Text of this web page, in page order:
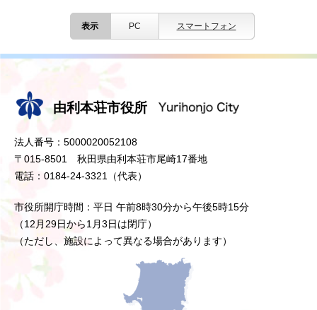
表示 PC スマートフォン
由利本荘市役所
法人番号：5000020052108
〒015-8501 秋田県由利本荘市尾崎17番地
電話：0184-24-3321（代表）
市役所開庁時間：平日 午前8時30分から午後5時15分
（12月29日から1月3日は閉庁）
（ただし、施設によって異なる場合があります）